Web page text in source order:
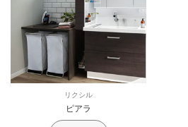
リクシル
ピアラ